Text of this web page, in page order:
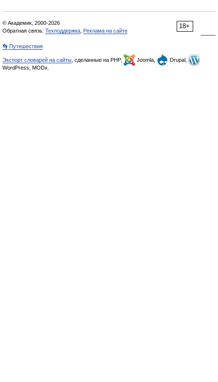
18+
© Академик, 2000-2026
Обратная связь: Техподдержка Реклама на сайте
👣 Путешествия
Экспорт словарей на сайты , сделанные на PHP, Joomla,
Drupal,
WordPress, MODx.